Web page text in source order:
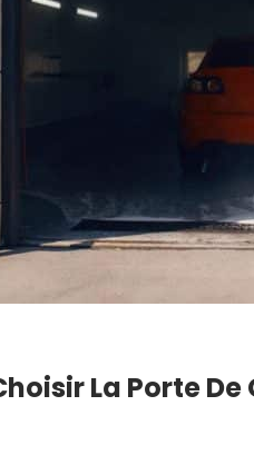
La Porte
Comment Faire